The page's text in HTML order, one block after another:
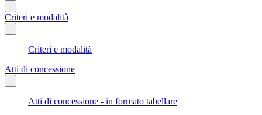
Criteri e modalità
Criteri e modalità
Atti di concessione
Atti di concessione - in formato tabellare